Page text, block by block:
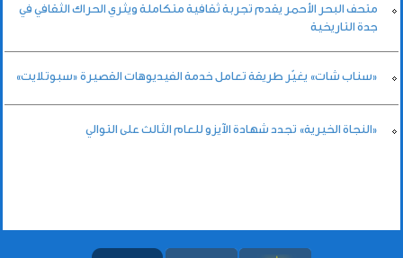
متحف البحر الأحمر يقدم تجربة ثقافية متكاملة ويثري الحراك الثقافي في
جدة التاريخية
«سناب شات» يغيّر طريقة تعامل خدمة الفيديوهات القصيرة «سبوتلايت»
«النجاة الخيرية» تجدد شهادة الآيزو للعام الثالث على التوالي